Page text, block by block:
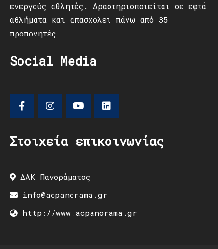
ενεργούς αθλητές. Δραστηριοποιείται σε εφτά
αθλήματα και απασχολεί πάνω από 35
προπονητές
Social Media
Στοιχεία επικοινωνίας
ΔΑΚ Πανοράματος
info@acpanorama.gr
http://www.acpanorama.gr